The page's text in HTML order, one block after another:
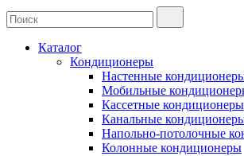
Каталог
Кондиционеры
Настенные
Мобильные
Кассетные кондиционеры
Канальные
Напольно-потолочные
Колонные кондиционеры